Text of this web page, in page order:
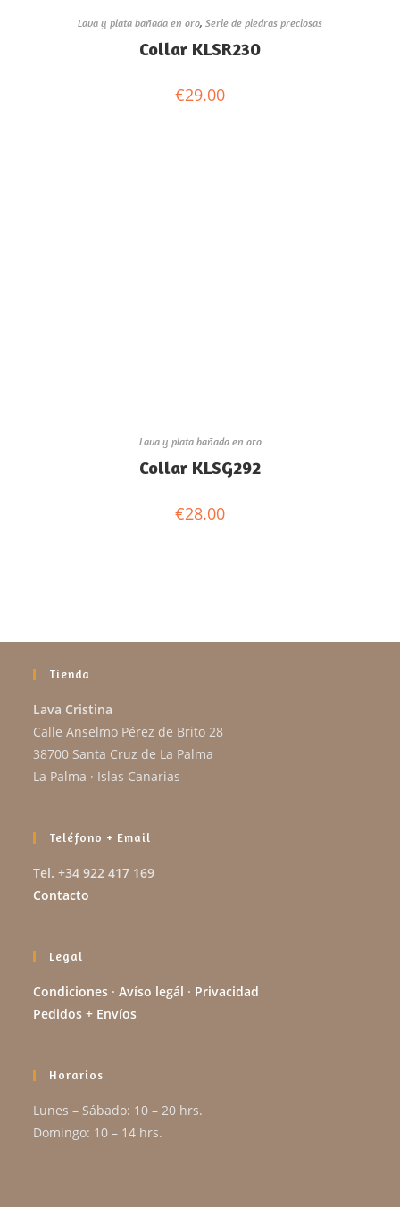
Lava y plata bañada en oro, Serie de piedras preciosas
Collar KLSR230
€29.00
Lava y plata bañada en oro
Collar KLSG292
€28.00
Tienda
Lava Cristina
Calle Anselmo Pérez de Brito 28
38700 Santa Cruz de La Palma
La Palma · Islas Canarias
Teléfono + Email
Tel. +34 922 417 169
Contacto
Legal
Condiciones ·Avíso legál · Privacidad
Pedidos + Envíos
Horarios
Lunes – Sábado: 10 – 20 hrs.
Domingo: 10 – 14 hrs.